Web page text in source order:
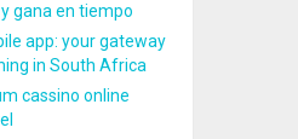
gana en tiempo
app: your gateway
in South Africa
cassino online